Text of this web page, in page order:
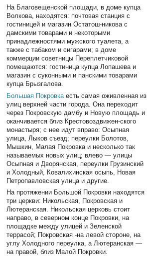
На Благовещенской площади, в доме купца
Волкова, находятся: почтовая станция с
гостиницей и магазин Остатош-никова с
дамскими товарами и некоторыми
принадлежностями мужского туалета, а
также с табаком и сигарами; в доме
коммерции советницы Переплетчиковой
помещаются: гостиница купца Лопашева и
магазин с суконными и панскими товарами
купца Брызгалова.
Большая Покровка есть самая оживленная из
улиц верхней части города. Она переходит
через Покровскую дамбу и Новую площадь и
оканчивается близ Крестовоздвижен-ского
монастыря; с нее идут вправо: Осыпная
улица, Лыков съезд; переулки Болотов,
Мышкин, Малая Покровка и несколько так
называемых новых улиц; влево — улицы
Осыпная и Дворянская, переулки Грузинский
и Холодный, Ковалихинская осыпь, Новая
Петропавловская улица и другие.
На протяжении Большой Покровки находятся
три церкви: Никольская, Покровская и
Лютеранская. Никольская церковь стоит
направо, в северном конце Покровки, на
площадке между улицей и Зеленской
террасой; Покровская -на левой стороне, на
углу Холодного переулка, а Лютеранская —
на правой, близ Малой Покровки.